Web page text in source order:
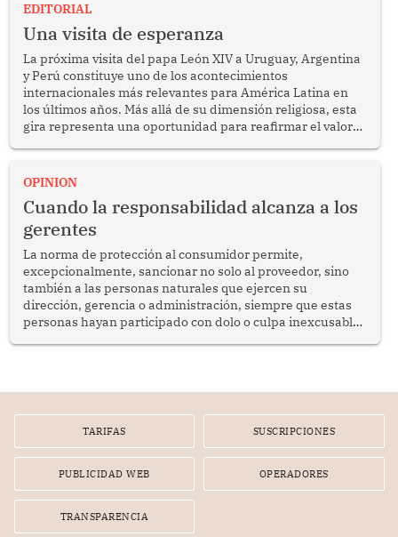
EDITORIAL
Una visita de esperanza
La próxima visita del papa León XIV a Uruguay, Argentina
y Perú constituye uno de los acontecimientos
internacionales más relevantes para América Latina en
los últimos años. Más allá de su dimensión religiosa, esta
gira representa una oportunidad para reafirmar el valor
enfrenta desafíos en materia de desarrollo, cohesión
OPINION
Cuando la responsabilidad alcanza a los
gerentes
La norma de protección al consumidor permite,
excepcionalmente, sancionar no solo al proveedor, sino
también a las personas naturales que ejercen su
dirección, gerencia o administración, siempre que estas
personas hayan participado con dolo o culpa inexcusable
por la frustrada realización de un meet and greet con
TARIFAS SUSCRIPCIONES
PUBLICIDAD WEB OPERADORES
TRANSPARENCIA